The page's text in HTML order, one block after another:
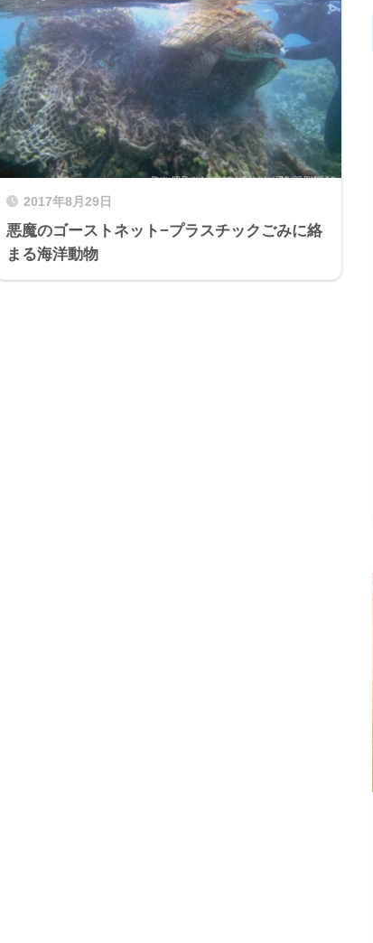
2017年8月29日
悪魔のゴーストネット−プラスチックごみに絡
まる海洋動物